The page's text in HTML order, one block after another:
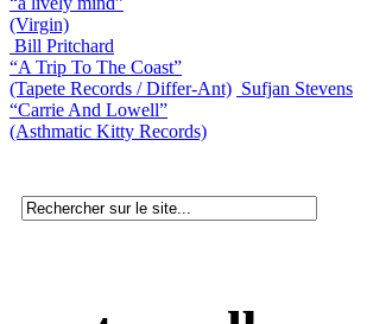
(Virgin)
Bill Pritchard
“A Trip To The Coast”
(Tapete Records / Differ-Ant) Sufjan Stevens
“Carrie And Lowell”
(Asthmatic Kitty Records)